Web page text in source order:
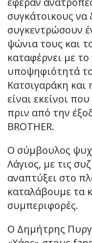
συγκάτοικους να
συγκεντρώσουν
ψώνια τους και
καταφέρνει με
υποψηφιότητά
Κατσιγαράκη και
είναι εκείνοι
πριν από την
BROTHER.
Ο σύμβουλος
Λάγιος, με τις
αναπτύξει στο
καταλάβουμε τα
συμπεριφορές.
Ο Δημήτρης